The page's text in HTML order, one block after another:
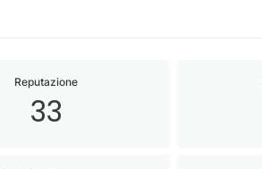
Reputazione
33